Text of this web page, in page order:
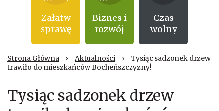
Załatw
sprawę
Biznes i
rozwój
Czas
wolny
Strona Główna › Aktualności ›
Tysiąc sadzonek drzew
trawiło do mieszkańców Bocheńszczyzny!
Tysiąc sadzonek drzew